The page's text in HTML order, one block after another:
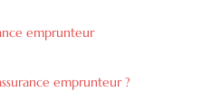
emprunteur
emprunteur ?